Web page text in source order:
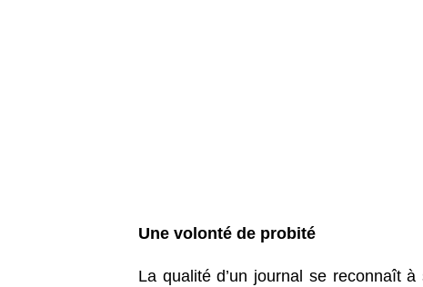
Une volonté de probité
La qualité d’un journal se reconnaît